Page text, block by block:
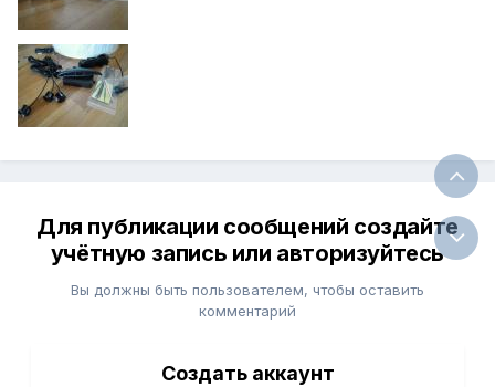
Для публикации сообщений создайте
учётную запись или авторизуйтесь
Вы должны быть пользователем, чтобы оставить
комментарий
Создать аккаунт